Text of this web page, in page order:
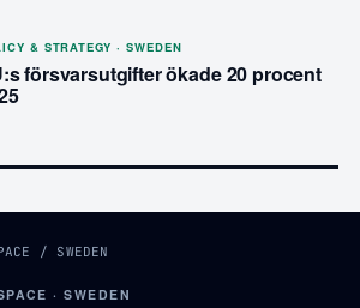
& STRATEGY · SWEDEN
försvarsutgifter ökade 20 procent
/ SWEDEN
· SWEDEN